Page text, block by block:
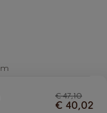
€ 47,10
€ 40,02